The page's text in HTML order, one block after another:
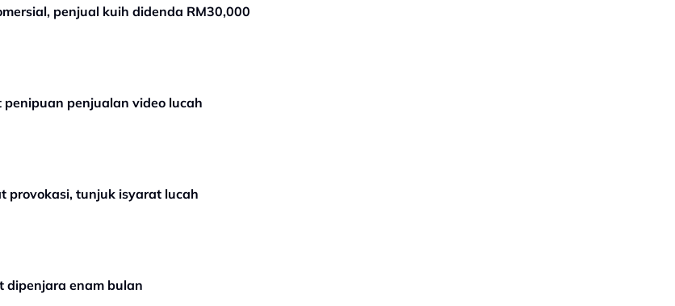
penjual kuih didenda RM30,000
penjualan video lucah
provokasi, tunjuk isyarat lucah
dipenjara enam bulan